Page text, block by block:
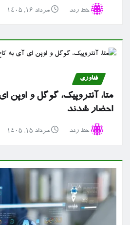
خط رند مرداد ۱۶, ۱۴۰۵
فناوری
متا، آنتروپیک، گوگل و اوپن
احضار شدند
خط رند مرداد ۱۵, ۱۴۰۵